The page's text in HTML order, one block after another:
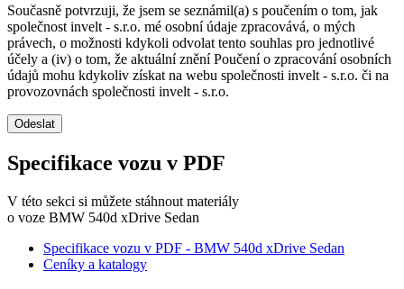
Současně potvrzuji, že jsem se seznámil(a) s poučením o tom, jak
společnost invelt - s.r.o. mé osobní údaje zpracovává, o mých
právech, o možnosti kdykoli odvolat tento souhlas pro jednotlivé
účely a (iv) o tom, že aktuální znění Poučení o zpracování osobních
údajů mohu kdykoliv získat na webu společnosti invelt - s.r.o. či na
provozovnách společnosti invelt - s.r.o.
Odeslat
Specifikace vozu v PDF
V této sekci si můžete stáhnout materiály
o voze BMW 540d xDrive Sedan
Specifikace vozu v PDF - BMW 540d xDrive Sedan
Ceníky a katalogy